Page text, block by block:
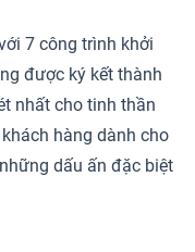
7 công trình khởi
được ký kết thành
nhất cho tinh thần
hàng dành cho
dấu ấn đặc biệt